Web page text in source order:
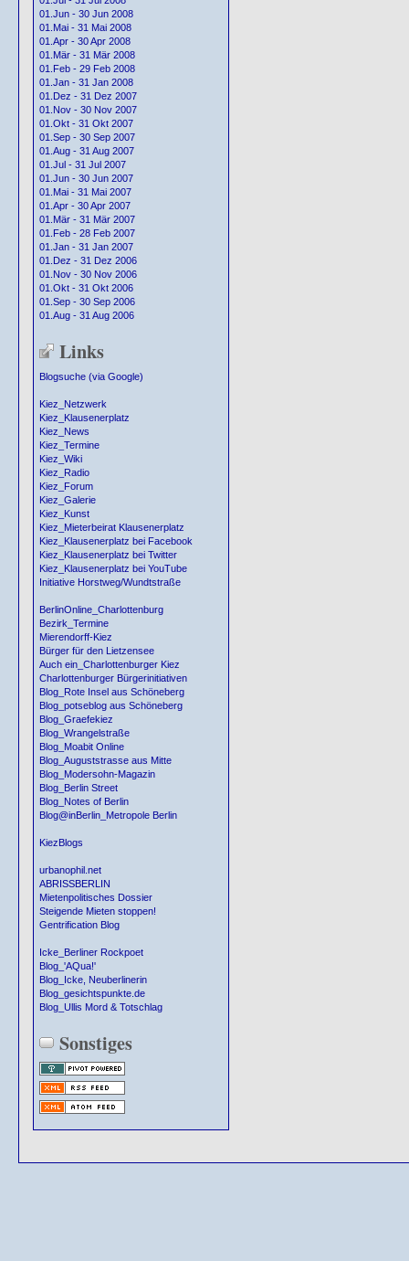
01.Jun - 30 Jun 2008
01.Mai - 31 Mai 2008
01.Apr - 30 Apr 2008
01.Mär - 31 Mär 2008
01.Feb - 29 Feb 2008
01.Jan - 31 Jan 2008
01.Dez - 31 Dez 2007
01.Nov - 30 Nov 2007
01.Okt - 31 Okt 2007
01.Sep - 30 Sep 2007
01.Aug - 31 Aug 2007
01.Jul - 31 Jul 2007
01.Jun - 30 Jun 2007
01.Mai - 31 Mai 2007
01.Apr - 30 Apr 2007
01.Mär - 31 Mär 2007
01.Feb - 28 Feb 2007
01.Jan - 31 Jan 2007
01.Dez - 31 Dez 2006
01.Nov - 30 Nov 2006
01.Okt - 31 Okt 2006
01.Sep - 30 Sep 2006
01.Aug - 31 Aug 2006
Links
Blogsuche (via Google)
Kiez_Netzwerk
Kiez_Klausenerplatz
Kiez_News
Kiez_Termine
Kiez_Wiki
Kiez_Radio
Kiez_Forum
Kiez_Galerie
Kiez_Kunst
Kiez_Mieterbeirat Klausenerplatz
Kiez_Klausenerplatz bei Facebook
Kiez_Klausenerplatz bei Twitter
Kiez_Klausenerplatz bei YouTube
Initiative Horstweg/Wundtstraße
BerlinOnline_Charlottenburg
Bezirk_Termine
Mierendorff-Kiez
Bürger für den Lietzensee
Auch ein_Charlottenburger Kiez
Charlottenburger Bürgerinitiativen
Blog_Rote Insel aus Schöneberg
Blog_potseblog aus Schöneberg
Blog_Graefekiez
Blog_Wrangelstraße
Blog_Moabit Online
Blog_Auguststrasse aus Mitte
Blog_Modersohn-Magazin
Blog_Berlin Street
Blog_Notes of Berlin
Blog@inBerlin_Metropole Berlin
KiezBlogs
urbanophil.net
ABRISSBERLIN
Mietenpolitisches Dossier
Steigende Mieten stoppen!
Gentrification Blog
Icke_Berliner Rockpoet
Blog_'AQua!'
Blog_Icke, Neuberlinerin
Blog_gesichtspunkte.de
Blog_Ullis Mord & Totschlag
Sonstiges